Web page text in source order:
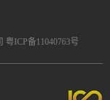
ICP备11040763号